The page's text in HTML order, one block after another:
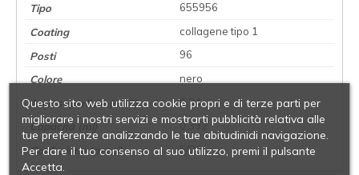
655956
collagene tipo 1
96
nero
0,34
0,392
5/20
Questo sito web utilizza cookie propri e di terze parti per
migliorare i nostri servizi e mostrarti pubblicità relativa alle
tue preferenze analizzando le tue abitudinidi navigazione.
Per dare il tuo consenso al suo utilizzo, premi il pulsante
Accetta.